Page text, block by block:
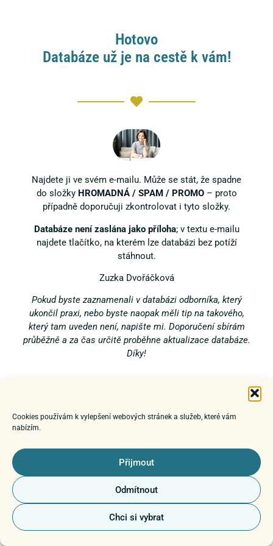
Cookies používám k vylepšení webových stránek a služeb, které vám
nabízím.
Přijmout
Odmítnout
Chci si vybrat
Hotovo
Databáze už je na cestě k vám!
Najdete ji ve svém e-mailu. Může se stát, že spadne
do složkyHROMADNÁ / SPAM / PROMO– proto
případně doporučuji zkontrolovat i tyto složky.
Databáze není zaslána jako příloha; v textu e-mailu
najdete tlačítko, na kterém lze databázi bez potíží
stáhnout.
Zuzka Dvořáčková
Pokud byste zaznamenali v databázi odborníka, který
ukončil praxi, nebo byste naopak měli tip na takového,
který tam uveden není, napište mi. Doporučení sbírám
průběžně a za čas určitě proběhne aktualizace databáze.
Díky!
Můžete mě také sledovat naFacebooku, Instagramu nebo